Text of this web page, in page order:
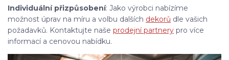
Individuální přizpůsobení: Jako výrobci nabízíme
možnost úprav na míru a volbu dalších dekorů dle vašich
požadavků. Kontaktujte naše prodejní partnery pro více
informací a cenovou nabídku.